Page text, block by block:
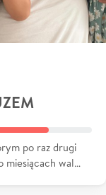
po raz drugi
miesiącach wal…